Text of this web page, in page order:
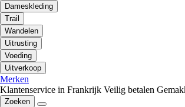
Dameskleding
Trail
Wandelen
Uitrusting
Voeding
Uitverkoop
Merken
Klantenservice in Frankrijk Veilig betalen
Zoeken